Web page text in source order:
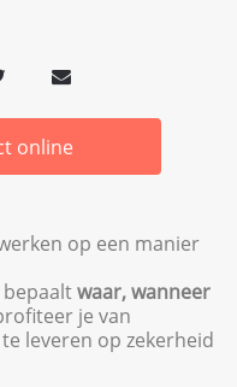
online
op een manier
bepaaltwaar, wanneer
je van
leveren op zekerheid